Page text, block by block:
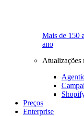
Mais de 150
ano
Atualizações
Preços
Enterprise